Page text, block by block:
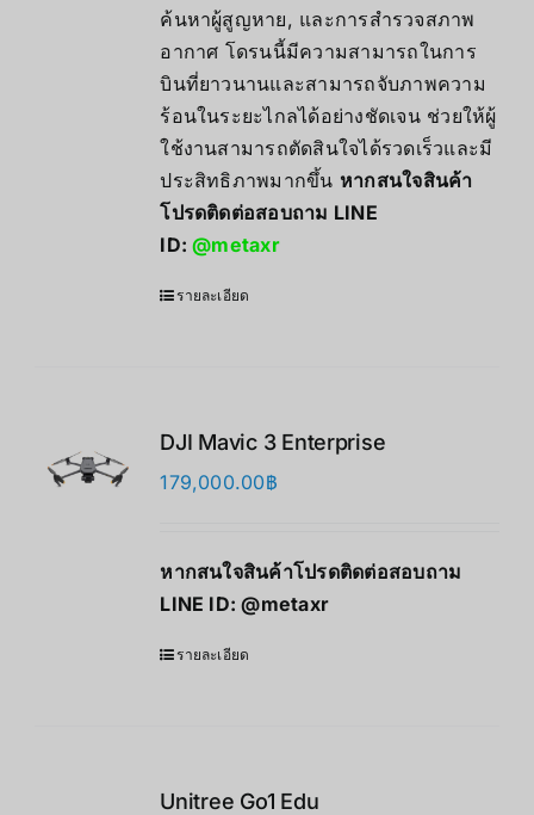
ค้นหาผู้สูญหาย, และการสำรวจสภาพ
อากาศ โดรนนี้มีความสามารถในการ
บินที่ยาวนานและสามารถจับภาพความ
ร้อนในระยะไกลได้อย่างชัดเจน ช่วยให้ผู้
ใช้งานสามารถตัดสินใจได้รวดเร็วและมี
ประสิทธิภาพมากขึ้น หากสนใจสินค้า
โปรดติดต่อสอบถาม LINE
ID:@metaxr
รายละเอียด
DJI Mavic 3 Enterprise
179,000.00฿
หากสนใจสินค้าโปรดติดต่อสอบถาม
LINE ID:@metaxr
รายละเอียด
Unitree Go1 Edu